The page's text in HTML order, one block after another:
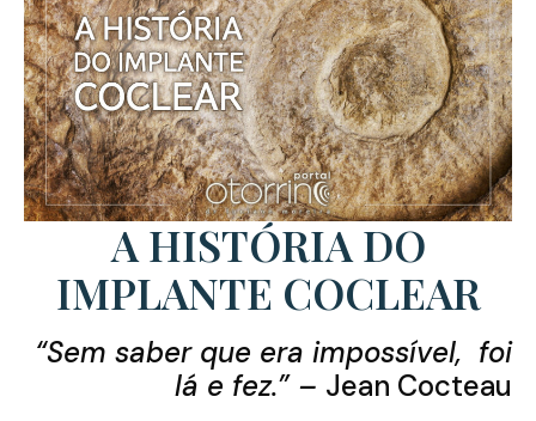
A HISTÓRIA DO
IMPLANTE COCLEAR
“Sem saber que era impossível, foi
lá e fez.” – Jean Cocteau